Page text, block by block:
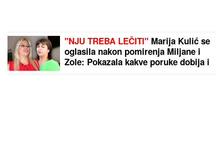
"NJU TREBA LEČITI" Marija Kulić se
oglasila nakon pomirenja Miljane i
Zole: Pokazala kakve poruke dobija i